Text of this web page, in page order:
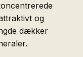
og
dækker